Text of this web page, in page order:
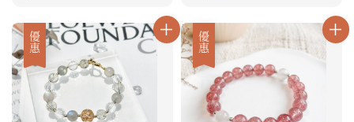
優惠 優惠